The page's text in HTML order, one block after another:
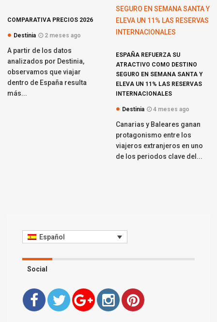
COMPARATIVA PRECIOS 2026
Destinia 2 meses ago
A partir de los datos
analizados por Destinia,
observamos que viajar
dentro de España resulta
más...
ESPAÑA REFUERZA SU
ATRACTIVO COMO DESTINO
SEGURO EN SEMANA SANTA Y
ELEVA UN 11% LAS RESERVAS
INTERNACIONALES
Destinia 4 meses ago
Canarias y Baleares ganan
protagonismo entre los
viajeros extranjeros en uno
de los periodos clave del...
Español
Social